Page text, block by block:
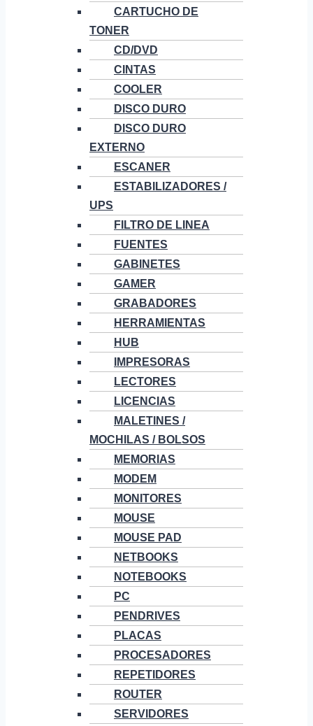
CARTUCHO DE
TONER
CD/DVD
CINTAS
COOLER
DISCO DURO
DISCO DURO
EXTERNO
ESCANER
ESTABILIZADORES /
UPS
FILTRO DE LINEA
FUENTES
GABINETES
GAMER
GRABADORES
HERRAMIENTAS
HUB
IMPRESORAS
LECTORES
LICENCIAS
MALETINES /
MOCHILAS / BOLSOS
MEMORIAS
MODEM
MONITORES
MOUSE
MOUSE PAD
NETBOOKS
NOTEBOOKS
PC
PENDRIVES
PLACAS
PROCESADORES
REPETIDORES
ROUTER
SERVIDORES